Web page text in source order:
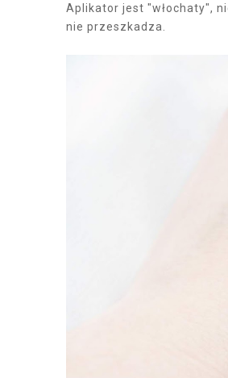
Aplikator jest "włochaty",
nie przeszkadza.